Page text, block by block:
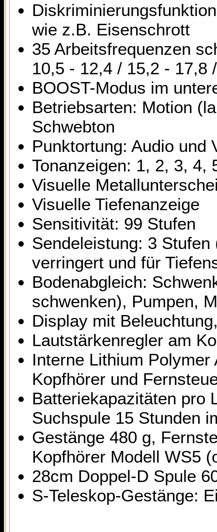
wie z.B. Eisenschrott
35 Arbeitsfrequenzen
10,5 - 12,4 / 15,2 - 17,8
BOOST-Modus im
Betriebsarten: Motion
Schwebton
Punktortung: Audio und
Tonanzeigen: 1, 2, 3, 4,
Visuelle
Visuelle Tiefenanzeige
Sensitivität: 99 Stufen
Sendeleistung: 3
verringert und für
Bodenabgleich:
schwenken), Pumpen,
Display mit
Lautstärkenregler am
Interne Lithium
Kopfhörer und
Batteriekapazitäten pro
Suchspule 15 Stunden
Gestänge 480 g,
Kopfhörer Modell WS5
28cm Doppel-D Spule
S-Teleskop-Gestänge: